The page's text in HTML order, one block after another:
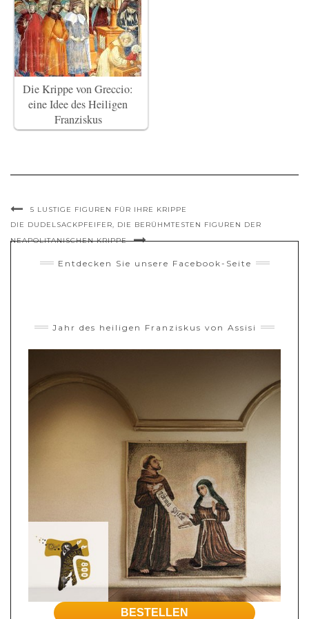
Die Krippe von Greccio:
eine Idee des Heiligen
Franziskus
5 LUSTIGE FIGUREN FÜR IHRE KRIPPE
DIE DUDELSACKPFEIFER, DIE BERÜHMTESTEN FIGUREN DER
NEAPOLITANISCHEN KRIPPE
Entdecken Sie unsere Facebook-Seite
Jahr des heiligen Franziskus von Assisi
BESTELLEN